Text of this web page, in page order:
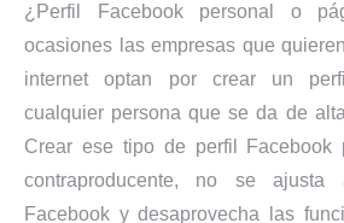
¿Perfil Facebook personal o
ocasiones las empresas que
internet optan por crear un
cualquier persona que se da de
Crear ese tipo de perfil Facebook
contraproducente, no se
Facebook y desaprovecha las